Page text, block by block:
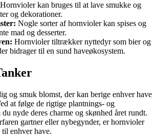
Hornvioler kan bruges til at lave smukke og
og dekorationer.
Nogle sorter af hornvioler kan spises og
mad og desserter.
Hornvioler tiltrækker nyttedyr som bier og
bidrager til en sund haveøkosystem.
og smuk blomst, der kan berige enhver have
at følge de rigtige plantnings- og
nyde deres charme og skønhed året rundt.
gartner eller nybegynder, er hornvioler
enhver have.